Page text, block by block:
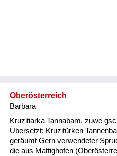
Oberösterreich
Barbara
Kruzitiarka Tannabam, zuwe
Übersetzt: Kruzitürken
geräumt Gern verwendeter
die aus Mattighofen